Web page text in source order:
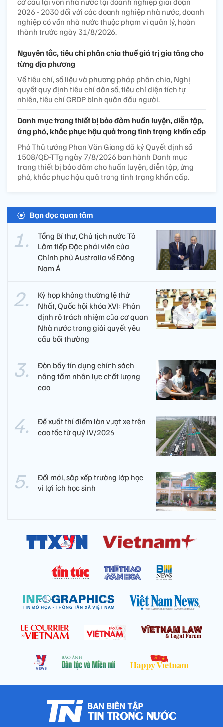
2026 - 2030 đối với các doanh nghiệp nhà nước, doanh
nghiệp có vốn nhà nước thuộc phạm vi quản lý, hoàn
thành trước ngày 31/8/2026.
Nguyên tắc, tiêu chí phân chia thuế giá trị gia tăng cho
từng địa phương
Về tiêu chí, số liệu và phương pháp phân chia, Nghị
quyết quy định tiêu chí dân số, tiêu chí diện tích tự
nhiên, tiêu chí GRDP bình quân đầu người.
Danh mục trang thiết bị bảo đảm huấn luyện, diễn tập,
ứng phó, khắc phục hậu quả trong tình trạng khẩn cấp
Phó Thủ tướng Phan Văn Giang đã ký Quyết định số
1508/QĐ-TTg ngày 7/8/2026 ban hành Danh mục
trang thiết bị bảo đảm cho huấn luyện, diễn tập, ứng
phó, khắc phục hậu quả trong tình trạng khẩn cấp.
Bạn đọc quan tâm
Tổng Bí thư, Chủ tịch nước Tô
Lâm tiếp Đặc phái viên của
Chính phủ Australia về Đông
Nam Á
Kỳ họp không thường lệ thứ
Nhất, Quốc hội khóa XVI: Phân
định rõ trách nhiệm của cơ quan
Nhà nước trong giải quyết yêu
cầu bồi thường
Đòn bẩy tín dụng chính sách
nâng tầm nhân lực chất lượng
cao
Đề xuất thí điểm làn vượt xe trên
cao tốc từ quý IV/2026
Đổi mới, sắp xếp trường lớp học
vì lợi ích học sinh